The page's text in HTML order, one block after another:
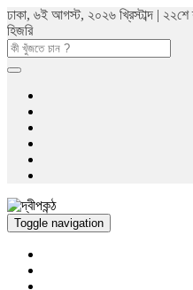
ঢাকা, ৬ই আগস্ট, ২০২৬ খ্রিস্টাব্দ |
হিজরি
Toggle navigation